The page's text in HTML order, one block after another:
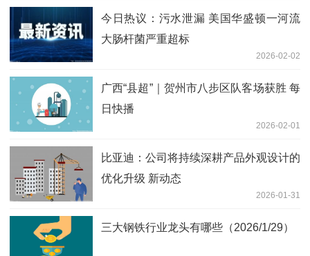
今日热议：污水泄漏 美国华盛顿一河流
大肠杆菌严重超标
2026-02-02
广西“县超”｜贺州市八步区队客场获胜 每
日快播
2026-02-01
比亚迪：公司将持续深耕产品外观设计的
优化升级 新动态
2026-01-31
三大钢铁行业龙头有哪些（2026/1/29）